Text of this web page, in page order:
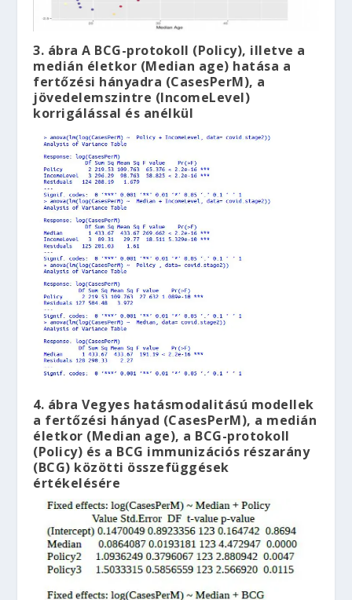
3. ábra A BCG-protokoll (Policy), illetve a
medián életkor (Median age) hatása a
fertőzési hányadra (CasesPerM), a
jövedelemszintre (IncomeLevel)
korrigálással és anélkül
4. ábra Vegyes hatásmodalitású modellek
a fertőzési hányad (CasesPerM), a medián
életkor (Median age), a BCG-protokoll
(Policy) és a BCG immunizációs részarány
(BCG) közötti összefüggések
értékelésére